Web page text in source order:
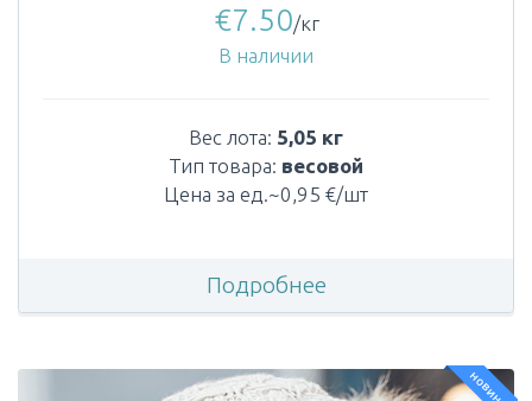
€7.50/кг
В наличии
Вес лота: 5,05 кг
Тип товара: весовой
Цена за ед.~0,95 €/шт
Подробнее